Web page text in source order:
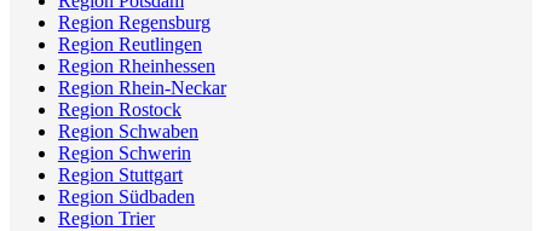
Region Regensburg
Region Reutlingen
Region Rheinhessen
Region Rhein-Neckar
Region Rostock
Region Schwaben
Region Schwerin
Region Stuttgart
Region Südbaden
Region Trier